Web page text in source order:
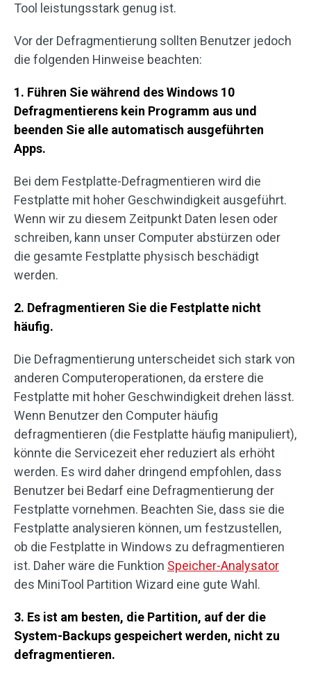
Tool leistungsstark genug ist.
Vor der Defragmentierung sollten Benutzer jedoch
die folgenden Hinweise beachten:
1. Führen Sie während des Windows 10
Defragmentierens kein Programm aus und
beenden Sie alle automatisch ausgeführten
Apps.
Bei dem Festplatte-Defragmentieren wird die
Festplatte mit hoher Geschwindigkeit ausgeführt.
Wenn wir zu diesem Zeitpunkt Daten lesen oder
schreiben, kann unser Computer abstürzen oder
die gesamte Festplatte physisch beschädigt
werden.
2. Defragmentieren Sie die Festplatte nicht
häufig.
Die Defragmentierung unterscheidet sich stark von
anderen Computeroperationen, da erstere die
Festplatte mit hoher Geschwindigkeit drehen lässt.
Wenn Benutzer den Computer häufig
defragmentieren (die Festplatte häufig manipuliert),
könnte die Servicezeit eher reduziert als erhöht
werden. Es wird daher dringend empfohlen, dass
Benutzer bei Bedarf eine Defragmentierung der
Festplatte vornehmen. Beachten Sie, dass sie die
Festplatte analysieren können, um festzustellen,
ob die Festplatte in Windows zu defragmentieren
ist. Daher wäre die Funktion Speicher-Analysator
des MiniTool Partition Wizard eine gute Wahl.
3. Es ist am besten, die Partition, auf der die
System-Backups gespeichert werden, nicht zu
defragmentieren.